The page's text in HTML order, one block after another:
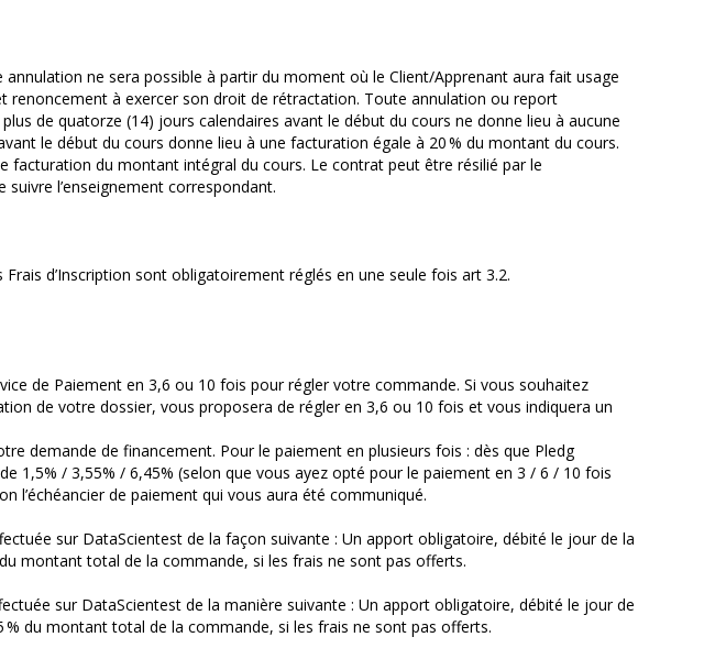
ne sera possible à partir du moment où le Client/Apprenant aura fait usage
renoncement à exercer son droit de rétractation. Toute annulation ou report
de quatorze (14) jours calendaires avant le début du cours ne donne lieu à aucune
le début du cours donne lieu à une facturation égale à 20 % du montant du cours.
facturation du montant intégral du cours. Le contrat peut être résilié par le
l’enseignement correspondant.
d’Inscription sont obligatoirement réglés en une seule fois art 3.2.
de Paiement en 3,6 ou 10 fois pour régler votre commande. Si vous souhaitez
de votre dossier, vous proposera de régler en 3,6 ou 10 fois et vous indiquera un
demande de financement. Pour le paiement en plusieurs fois : dès que Pledg
1,5% / 3,55% / 6,45% (selon que vous ayez opté pour le paiement en 3 / 6 / 10 fois
l’échéancier de paiement qui vous aura été communiqué.
sur DataScientest de la façon suivante : Un apport obligatoire, débité le jour de la
montant total de la commande, si les frais ne sont pas offerts.
sur DataScientest de la manière suivante : Un apport obligatoire, débité le jour de
du montant total de la commande, si les frais ne sont pas offerts.